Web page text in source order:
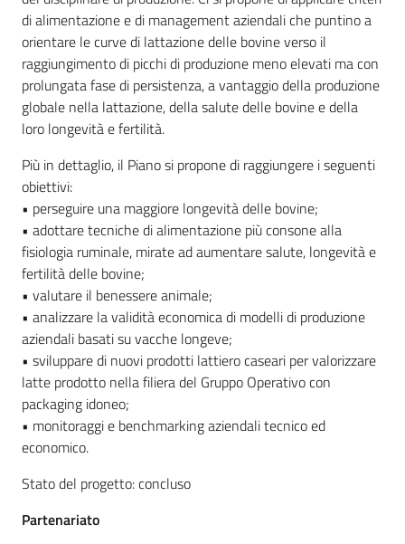
di alimentazione e di management aziendali che puntino a
orientare le curve di lattazione delle bovine verso il
raggiungimento di picchi di produzione meno elevati ma con
prolungata fase di persistenza, a vantaggio della produzione
globale nella lattazione, della salute delle bovine e della
loro longevità e fertilità.
Più in dettaglio, il Piano si propone di raggiungere i seguenti
obiettivi:
• perseguire una maggiore longevità delle bovine;
• adottare tecniche di alimentazione più consone alla
fisiologia ruminale, mirate ad aumentare salute, longevità e
fertilità delle bovine;
• valutare il benessere animale;
• analizzare la validità economica di modelli di produzione
aziendali basati su vacche longeve;
• sviluppare di nuovi prodotti lattiero caseari per valorizzare
latte prodotto nella filiera del Gruppo Operativo con
packaging idoneo;
• monitoraggi e benchmarking aziendali tecnico ed
economico.
Stato del progetto: concluso
Partenariato